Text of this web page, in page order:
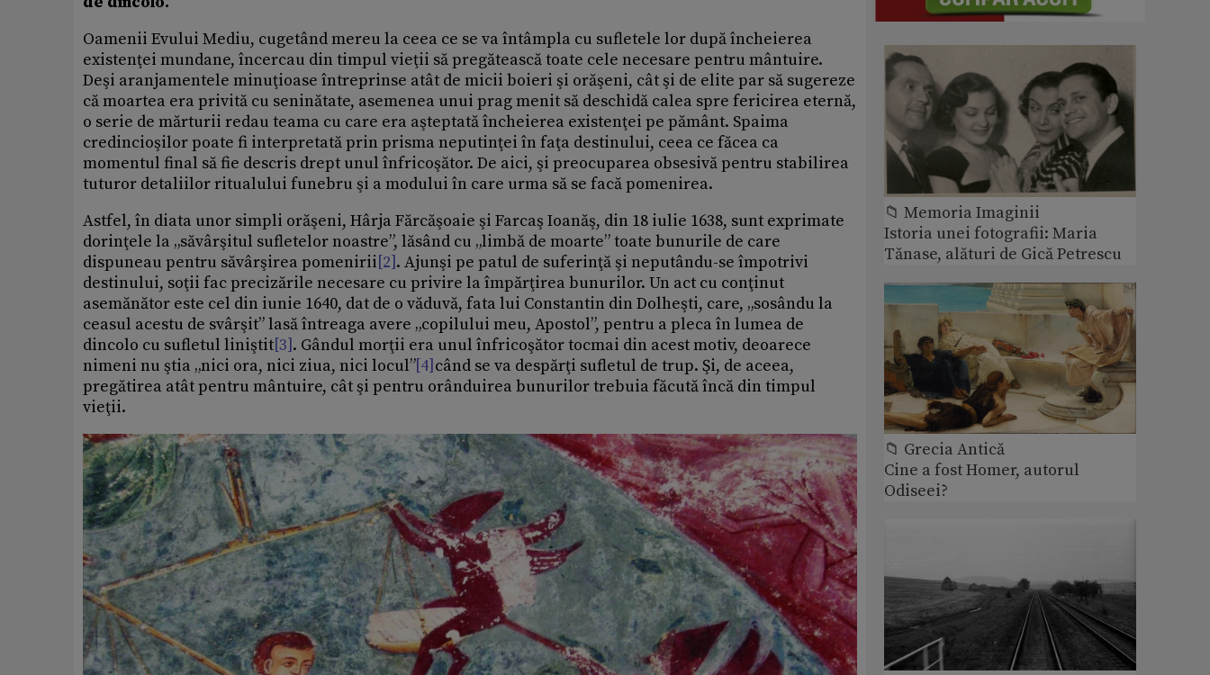
Oamenii Evului Mediu, cugetând mereu la ceea ce se va întâmpla cu sufletele lor după încheierea
existenţei mundane, încercau din timpul vieţii să pregătească toate cele necesare pentru mântuire.
Deşi aranjamentele minuţioase întreprinse atât de micii boieri şi orăşeni, cât şi de elite par să sugereze
că moartea era privită cu seninătate, asemenea unui prag menit să deschidă calea spre fericirea eternă,
o serie de mărturii redau teama cu care era aşteptată încheierea existenţei pe pământ. Spaima
credincioşilor poate fi interpretată prin prisma neputinţei în faţa destinului, ceea ce făcea ca
momentul final să fie descris drept unul înfricoşător. De aici, şi preocuparea obsesivă pentru stabilirea
tuturor detaliilor ritualului funebru şi a modului în care urma să se facă pomenirea.
Astfel, în diata unor simpli orăşeni, Hârja Fărcăşoaie şi Farcaş Ioanăş, din 18 iulie 1638, sunt exprimate
dorinţele la „săvârşitul sufletelor noastre”, lăsând cu „limbă de moarte” toate bunurile de care
dispuneau pentru săvârşirea pomenirii[2]. Ajunşi pe patul de suferinţă şi neputându-se împotrivi
destinului, soţii fac precizările necesare cu privire la împărţirea bunurilor. Un act cu conţinut
asemănător este cel din iunie 1640, dat de o văduvă, fata lui Constantin din Dolheşti, care, „sosându la
ceasul acestu de svârşit” lasă întreaga avere „copilului meu, Apostol”, pentru a pleca în lumea de
dincolo cu sufletul liniştit[3]. Gândul morţii era unul înfricoşător tocmai din acest motiv, deoarece
nimeni nu ştia „nici ora, nici ziua, nici locul”[4] când se va despărţi sufletul de trup. Şi, de aceea,
pregătirea atât pentru mântuire, cât şi pentru orânduirea bunurilor trebuia făcută încă din timpul
vieţii.
📁 Memoria Imaginii
Istoria unei fotografii: Maria
Tănase, alături de Gică Petrescu
📁 Grecia Antică
Cine a fost Homer, autorul
Odiseei?